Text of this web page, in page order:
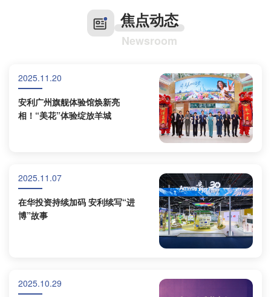
焦点动态
Newsroom
2025.11.20
安利广州旗舰体验馆焕新亮
相！“美花”体验绽放羊城
2025.11.07
在华投资持续加码 安利续写“进
博”故事
2025.10.29